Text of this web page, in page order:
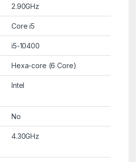
2.90GHz
Core i5
i5-10400
Hexa-core (6 Core)
Intel
No
4.30GHz